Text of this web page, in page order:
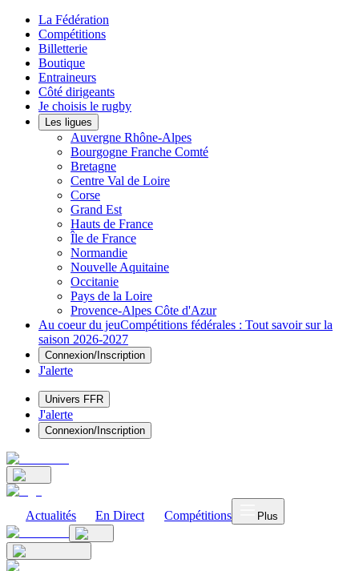
La Fédération
Compétitions
Billetterie
Boutique
Entraineurs
Côté dirigeants
Je choisis le rugby
Les ligues
Auvergne Rhône-Alpes
Bourgogne Franche Comté
Bretagne
Centre Val de Loire
Corse
Grand Est
Hauts de France
Île de France
Normandie
Nouvelle Aquitaine
Occitanie
Pays de la Loire
Provence-Alpes Côte d'Azur
Au coeur du jeuCompétitions fédérales : Tout savoir sur la
saison 2026-2027
Connexion/Inscription
J'alerte
Univers FFR
J'alerte
Connexion/Inscription
Actualités En Direct Compétitions Plus